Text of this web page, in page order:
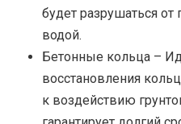
будет разрушаться от
водой.
Бетонные кольца –
восстановления
к воздействию